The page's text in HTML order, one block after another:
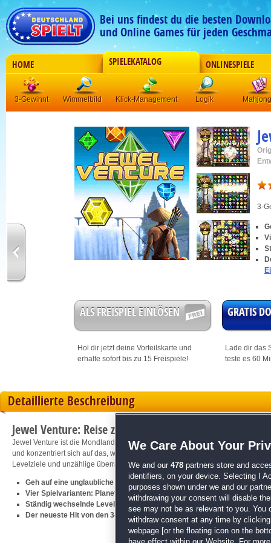
Bei uns findest du die besten
und Online Games für jeden
HOME SPIELEKATALOG ONLINESPIELE
3-Gewinnt Wimmelbild Klick-Management Logik Mahjong
3-
ALS FREISPIEL EINLÖSEN
Hol dir jetzt deine Vorteilskarte und
erhalte sofort bis zu 15 Freispiele!
GRATIS
Lade dir das
teste es 60
Detaillierte Beschreibung
Jewel Venture: Reise zu den Sternen
Jewel Venture ist die Mondlandung für jeden echten 3-Gewinnt-Fan! Das
und konzentriert sich auf das, was zählt: die geballte Ladung 3-Gewinnt-
Levelziele und unzählige überraschende Extras lassen garantiert keine
Geh auf eine unglaubliche 3-Gewinnt-Reise über mehr als 1000 Level
Vier Spielvarianten: Planeten-, Abenteuer-, Risiko- und Endlosmodus
Ständig wechselnde Levelziele und innovative Extras
Der neueste Hit von den 3-Gewinnt-Profis von
Yeti Quest: Pinguine im
We Care About Your
We and our 478 partners store and
identifiers, on your device. Selecting I
purposes shown under we and our
withdrawing your consent will disable
see may not be as relevant to you. You
withdraw consent at any time by
webpage [or the floating icon on the